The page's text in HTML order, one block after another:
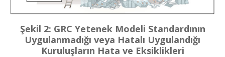
Şekil 2: GRC Yetenek Modeli Standardının
Uygulanmadığı veya Hatalı Uygulandığı
Kuruluşların Hata ve Eksiklikleri